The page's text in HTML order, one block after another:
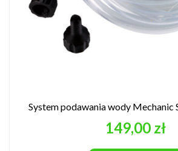
System podawania wody Mechanic
Cena
149,00 zł